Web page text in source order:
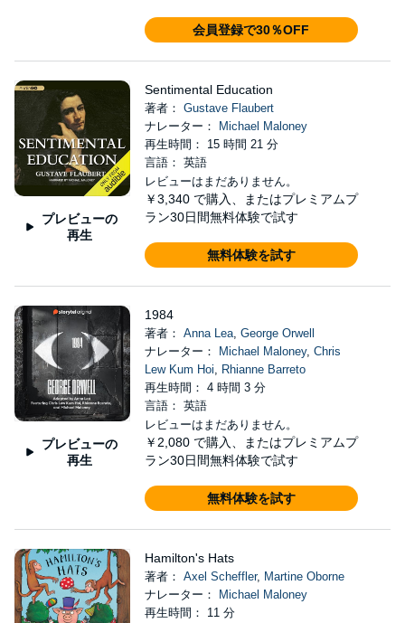
会員登録で30％OFF
プレビューの
再生
Sentimental Education
著者： Gustave Flaubert
ナレーター：
Michael Maloney
再生時間： 15 時間 21 分
言語： 英語
レビューはまだありません。
￥3,340 で購入、またはプレミアムプ
ラン30日間無料体験で試す
無料体験を試す
プレビューの
再生
1984
著者： Anna Lea, George Orwell
ナレーター：
Michael Maloney, Chris
Lew Kum Hoi, Rhianne Barreto
再生時間： 4 時間 3 分
言語： 英語
レビューはまだありません。
￥2,080 で購入、またはプレミアムプ
ラン30日間無料体験で試す
無料体験を試す
Hamilton's Hats
著者： Axel Scheffler, Martine Oborne
ナレーター：
Michael Maloney
再生時間： 11 分